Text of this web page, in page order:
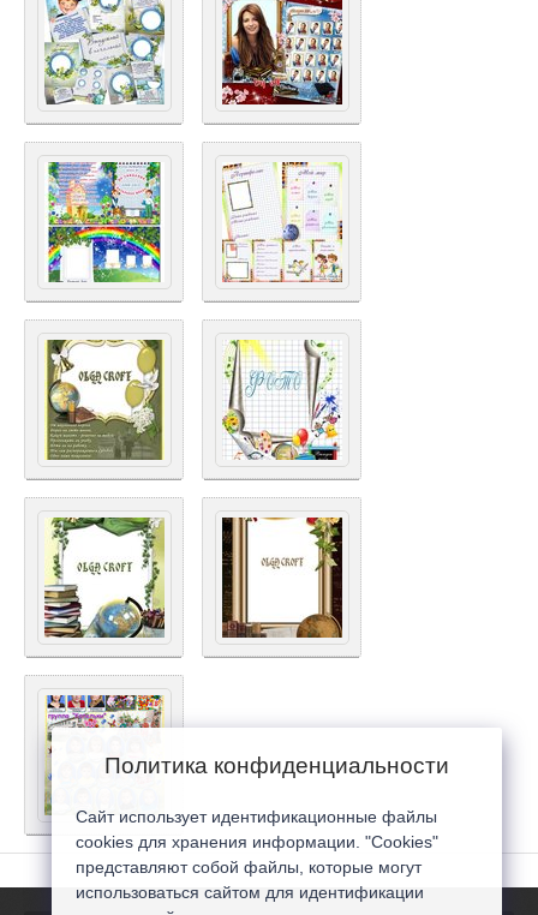
Политика конфиденциальности
Сайт использует идентификационные файлы
cookies для хранения информации. "Cookies"
представляют собой файлы, которые могут
использоваться сайтом для идентификации